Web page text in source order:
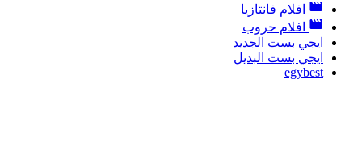
افلام فانتازيا
افلام حروب
ايجي بست الجديد
ايجي بست البديل
egybest